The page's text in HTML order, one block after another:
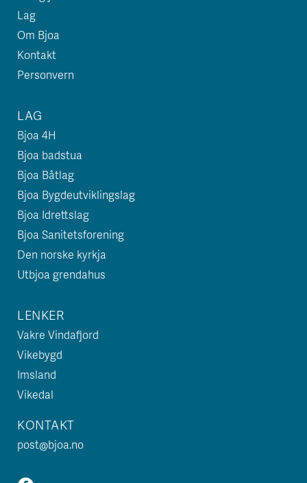
Lag
Om Bjoa
Kontakt
Personvern
LAG
Bjoa 4H
Bjoa badstua
Bjoa Båtlag
Bjoa Bygdeutviklingslag
Bjoa Idrettslag
Bjoa Sanitetsforening
Den norske kyrkja
Utbjoa grendahus
LENKER
Vakre Vindafjord
Vikebygd
Imsland
Vikedal
KONTAKT
post@bjoa.no